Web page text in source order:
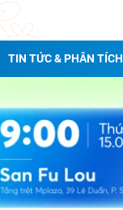
TIN TỨC & PHÂN TÍCH